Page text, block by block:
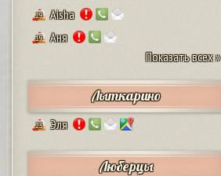
29 Aisha
19
Аня
Показать всех »
Лыткарино
23 Эля
Люберцы